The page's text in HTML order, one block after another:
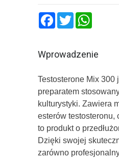
Facebook
Twitter
Wprowadzenie
Testosterone Mix 300
preparatem
kulturystyki. Zawiera
esterów testosteronu,
to produkt o
Dzięki swojej
zarówno